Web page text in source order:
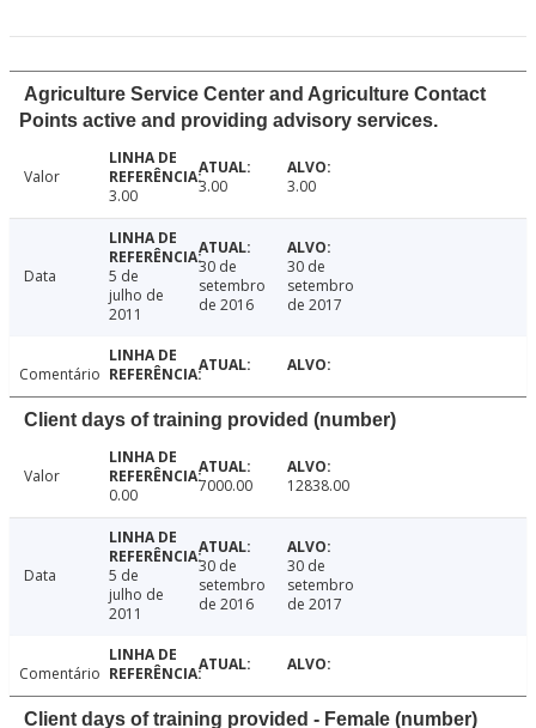
Agriculture Service Center and Agriculture Contact
Points active and providing advisory services.
Valor
3.00
3.00 3.00
Data
5 de
julho de
2011
30 de
setembro
de 2016
30 de
setembro
de 2017
Comentário
Client days of training provided (number)
Valor
0.00
7000.00 12838.00
Data
5 de
julho de
2011
30 de
setembro
de 2016
30 de
setembro
de 2017
Comentário
Client days of training provided - Female (number)